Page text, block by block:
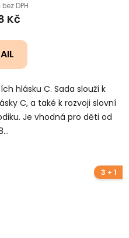
DPH
Kč
hlásku C. Sada slouží k
C, a také k rozvoji slovní
Je vhodná pro děti od
3 + 1